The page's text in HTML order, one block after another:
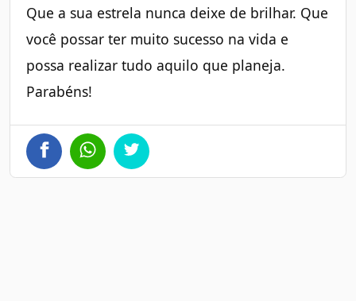
Que a sua estrela nunca deixe de brilhar. Que
você possar ter muito sucesso na vida e
possa realizar tudo aquilo que planeja.
Parabéns!